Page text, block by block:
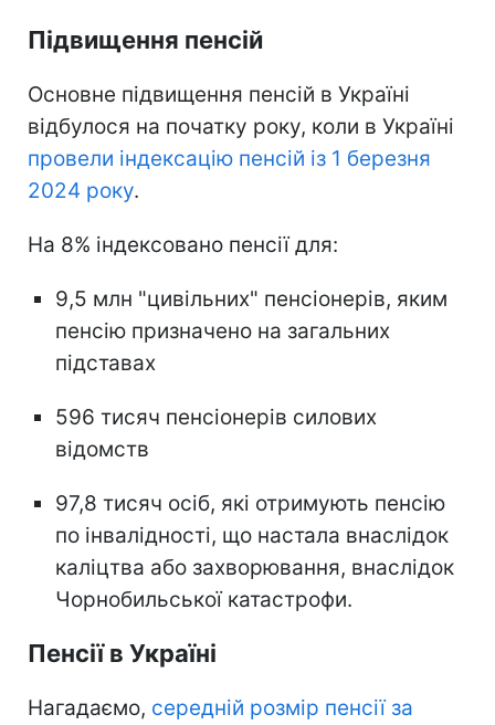
Підвищення пенсій
Основне підвищення пенсій в Україні
відбулося на початку року, коли в Україні
провели індексацію пенсій із 1 березня
2024 року.
На 8% індексовано пенсії для:
9,5 млн "цивільних" пенсіонерів, яким
пенсію призначено на загальних
підставах
596 тисяч пенсіонерів силових
відомств
97,8 тисяч осіб, які отримують пенсію
по інвалідності, що настала внаслідок
каліцтва або захворювання, внаслідок
Чорнобильської катастрофи.
Пенсії в Україні
Нагадаємо, середній розмір пенсії за